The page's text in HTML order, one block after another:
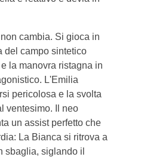
cambia. Si gioca in
del campo sintetico
la manovra ristagna in
L'Emilia
pericolosa e la svolta
ventesimo. Il neo
un assist perfetto che
La Bianca si ritrova a
sbaglia, siglando il